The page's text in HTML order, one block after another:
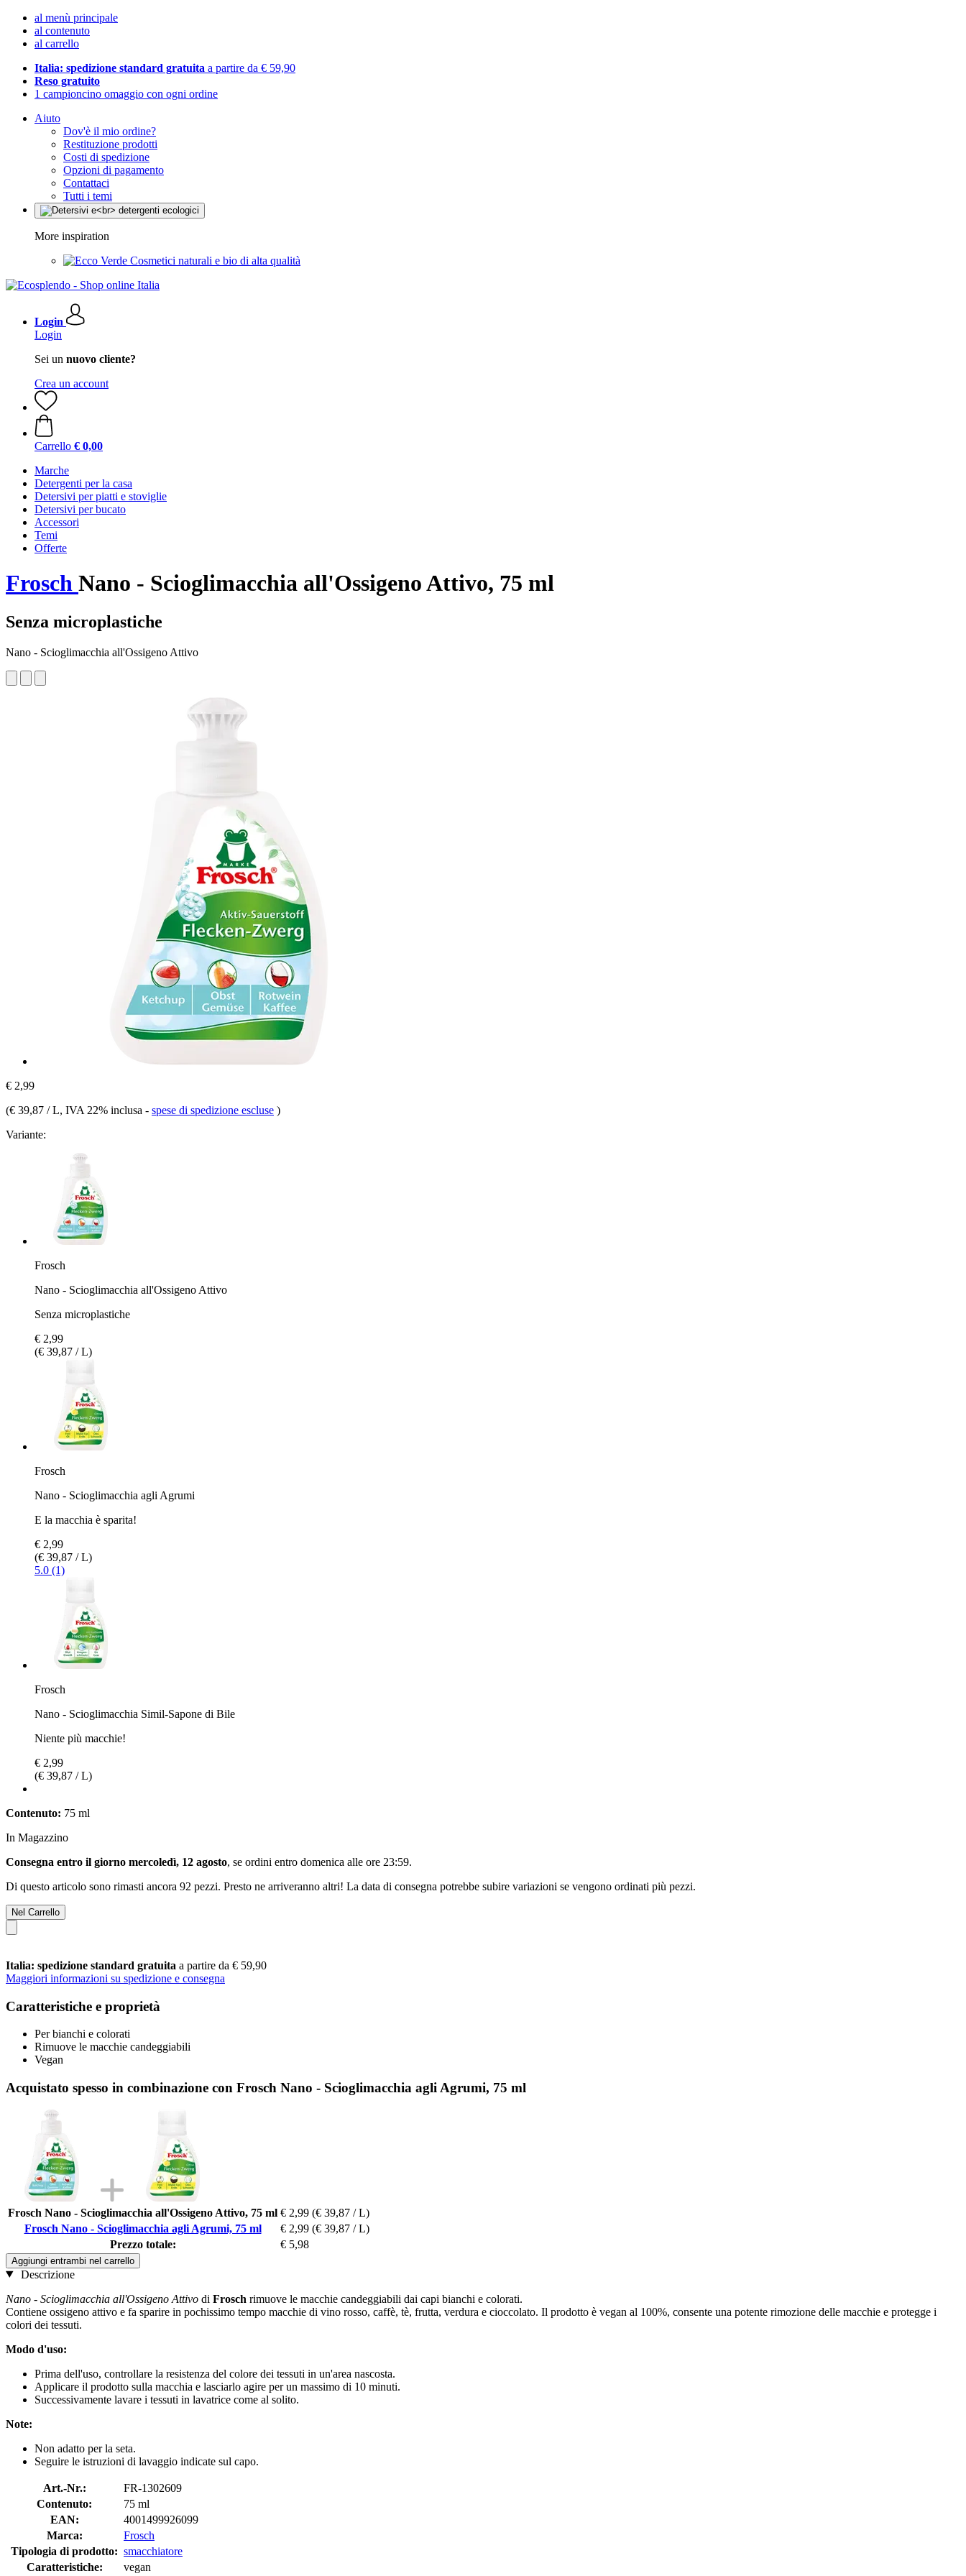
al menù principale
al contenuto
al carrello
Italia: spedizione standard gratuita a partire da € 59,90
Reso gratuito
1 campioncino omaggio con ogni ordine
Aiuto
Dov'è il mio ordine?
Restituzione prodotti
Costi di spedizione
Opzioni di pagamento
Contattaci
Tutti i temi
More inspiration
Cosmetici naturali e bio di alta qualità
Login
Login
Sei un nuovo cliente?
Crea un account
Carrello € 0,00
Marche
Detergenti per la casa
Detersivi per piatti e stoviglie
Detersivi per bucato
Accessori
Temi
Offerte
Frosch Nano - Scioglimacchia all'Ossigeno Attivo, 75 ml
Senza microplastiche
Nano - Scioglimacchia all'Ossigeno Attivo
€ 2,99
(€ 39,87 / L, IVA 22% inclusa - spese di spedizione escluse )
Variante:
Frosch
Nano - Scioglimacchia all'Ossigeno Attivo
Senza microplastiche
€ 2,99
(€ 39,87 / L)
Frosch
Nano - Scioglimacchia agli Agrumi
E la macchia è sparita!
€ 2,99
(€ 39,87 / L)
5.0 (1)
Frosch
Nano - Scioglimacchia Simil-Sapone di Bile
Niente più macchie!
€ 2,99
(€ 39,87 / L)
Contenuto: 75 ml
In Magazzino
Consegna entro il giorno mercoledì, 12 agosto, se ordini entro domenica alle ore 23:59.
Di questo articolo sono rimasti ancora 92 pezzi. Presto ne arriveranno altri! La data di consegna potrebbe subire variazioni se vengono ordinati più pezzi.
Nel Carrello
Italia: spedizione standard gratuita a partire da € 59,90
Maggiori informazioni su spedizione e consegna
Caratteristiche e proprietà
Per bianchi e colorati
Rimuove le macchie candeggiabili
Vegan
Acquistato spesso in combinazione con Frosch Nano - Scioglimacchia agli Agrumi, 75 ml
Frosch Nano - Scioglimacchia all'Ossigeno Attivo, 75 ml € 2,99 (€ 39,87 / L)
Frosch Nano - Scioglimacchia agli Agrumi, 75 ml
€ 2,99 (€ 39,87 / L)
Prezzo totale:
€ 5,98
Aggiungi entrambi nel carrello
Descrizione
Nano - Scioglimacchia all'Ossigeno Attivo di Frosch rimuove le macchie candeggiabili dai capi bianchi e colorati.
Contiene ossigeno attivo e fa sparire in pochissimo tempo macchie di vino rosso, caffè, tè, frutta, verdura e cioccolato. Il prodotto è vegan al 100%, consente una potente rimozione delle macchie e protegge i
colori dei tessuti.
Modo d'uso:
Prima dell'uso, controllare la resistenza del colore dei tessuti in un'area nascosta.
Applicare il prodotto sulla macchia e lasciarlo agire per un massimo di 10 minuti.
Successivamente lavare i tessuti in lavatrice come al solito.
Note:
Non adatto per la seta.
Seguire le istruzioni di lavaggio indicate sul capo.
Art.-Nr.:
FR-1302609
Contenuto:
75 ml
EAN:
4001499926099
Marca:
Frosch
Tipologia di prodotto: smacchiatore
Caratteristiche:
vegan